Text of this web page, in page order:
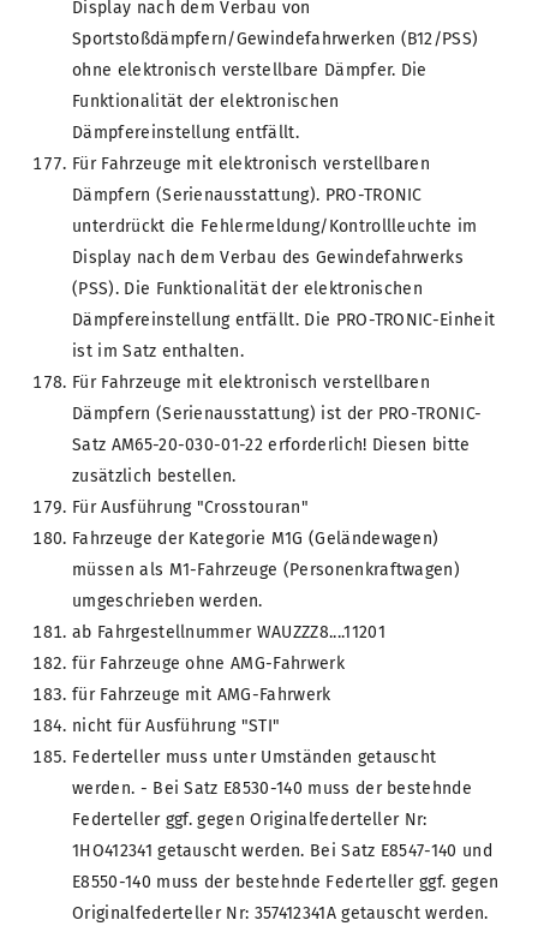
Display nach dem Verbau von
Sportstoßdämpfern/Gewindefahrwerken (B12/PSS)
ohne elektronisch verstellbare Dämpfer. Die
Funktionalität der elektronischen
Dämpfereinstellung entfällt.
Für Fahrzeuge mit elektronisch verstellbaren
Dämpfern (Serienausstattung). PRO-TRONIC
unterdrückt die Fehlermeldung/Kontrollleuchte im
Display nach dem Verbau des Gewindefahrwerks
(PSS). Die Funktionalität der elektronischen
Dämpfereinstellung entfällt. Die PRO-TRONIC-Einheit
ist im Satz enthalten.
Für Fahrzeuge mit elektronisch verstellbaren
Dämpfern (Serienausstattung) ist der PRO-TRONIC-
Satz AM65-20-030-01-22 erforderlich! Diesen bitte
zusätzlich bestellen.
Für Ausführung "Crosstouran"
Fahrzeuge der Kategorie M1G (Geländewagen)
müssen als M1-Fahrzeuge (Personenkraftwagen)
umgeschrieben werden.
ab Fahrgestellnummer WAUZZZ8....11201
für Fahrzeuge ohne AMG-Fahrwerk
für Fahrzeuge mit AMG-Fahrwerk
nicht für Ausführung "STI"
Federteller muss unter Umständen getauscht
werden. - Bei Satz E8530-140 muss der bestehnde
Federteller ggf. gegen Originalfederteller Nr:
1HO412341 getauscht werden. Bei Satz E8547-140 und
E8550-140 muss der bestehnde Federteller ggf. gegen
Originalfederteller Nr: 357412341A getauscht werden.